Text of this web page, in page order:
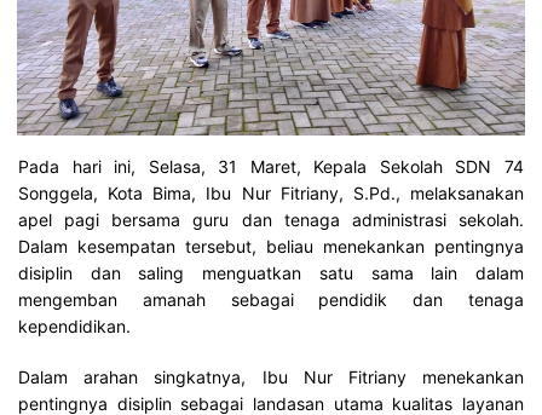
Pada hari ini, Selasa, 31 Maret, Kepala Sekolah SDN 74
Songgela, Kota Bima, Ibu Nur Fitriany, S.Pd., melaksanakan
apel pagi bersama guru dan tenaga administrasi sekolah.
Dalam kesempatan tersebut, beliau menekankan pentingnya
disiplin dan saling menguatkan satu sama lain dalam
mengemban amanah sebagai pendidik dan tenaga
kependidikan.
Dalam arahan singkatnya, Ibu Nur Fitriany menekankan
pentingnya disiplin sebagai landasan utama kualitas layanan